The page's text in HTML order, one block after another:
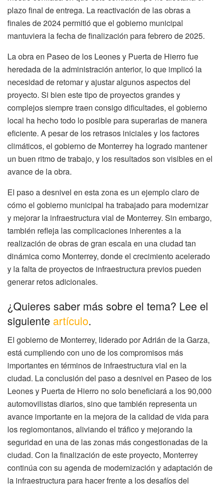
plazo final de entrega. La reactivación de las obras a
finales de 2024 permitió que el gobierno municipal
mantuviera la fecha de finalización para febrero de 2025.
La obra en Paseo de los Leones y Puerta de Hierro fue
heredada de la administración anterior, lo que implicó la
necesidad de retomar y ajustar algunos aspectos del
proyecto. Si bien este tipo de proyectos grandes y
complejos siempre traen consigo dificultades, el gobierno
local ha hecho todo lo posible para superarlas de manera
eficiente. A pesar de los retrasos iniciales y los factores
climáticos, el gobierno de Monterrey ha logrado mantener
un buen ritmo de trabajo, y los resultados son visibles en el
avance de la obra.
El paso a desnivel en esta zona es un ejemplo claro de
cómo el gobierno municipal ha trabajado para modernizar
y mejorar la infraestructura vial de Monterrey. Sin embargo,
también refleja las complicaciones inherentes a la
realización de obras de gran escala en una ciudad tan
dinámica como Monterrey, donde el crecimiento acelerado
y la falta de proyectos de infraestructura previos pueden
generar retos adicionales.
¿Quieres saber más sobre el tema? Lee el
siguiente artículo.
El gobierno de Monterrey, liderado por Adrián de la Garza,
está cumpliendo con uno de los compromisos más
importantes en términos de infraestructura vial en la
ciudad. La conclusión del paso a desnivel en Paseo de los
Leones y Puerta de Hierro no solo beneficiará a los 90,000
automovilistas diarios, sino que también representa un
avance importante en la mejora de la calidad de vida para
los regiomontanos, aliviando el tráfico y mejorando la
seguridad en una de las zonas más congestionadas de la
ciudad. Con la finalización de este proyecto, Monterrey
continúa con su agenda de modernización y adaptación de
la infraestructura para hacer frente a los desafíos del